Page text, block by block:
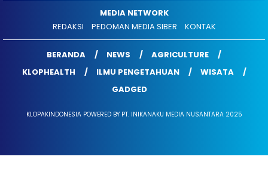
MEDIA NETWORK
REDAKSI
PEDOMAN MEDIA SIBER KONTAK
BERANDA NEWS
AGRICULTURE
KLOPHEALTH
ILMU PENGETAHUAN
WISATA
GADGED
KLOPAKINDONESIA POWERED BY PT. INIKANAKU MEDIA NUSANTARA 2025